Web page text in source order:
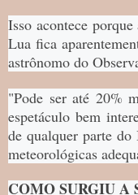
Isso acontece
Lua fica
astrônomo do
"Pode ser até 20%
espetáculo bem
de qualquer parte
meteorológicas
COMO SURGIU A